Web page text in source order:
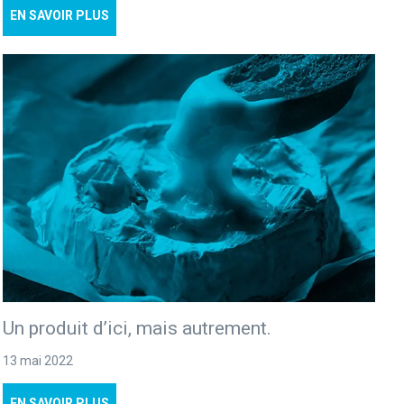
EN SAVOIR PLUS
Un produit d’ici, mais autrement.
13 mai 2022